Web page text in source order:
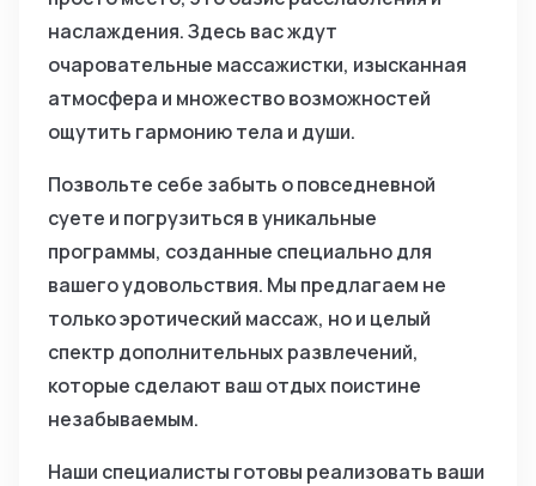
наслаждения. Здесь вас ждут
очаровательные массажистки, изысканная
атмосфера и множество возможностей
ощутить гармонию тела и души.
Позвольте себе забыть о повседневной
суете и погрузиться в уникальные
программы, созданные специально для
вашего удовольствия. Мы предлагаем не
только эротический массаж, но и целый
спектр дополнительных развлечений,
которые сделают ваш отдых поистине
незабываемым.
Наши специалисты готовы реализовать ваши